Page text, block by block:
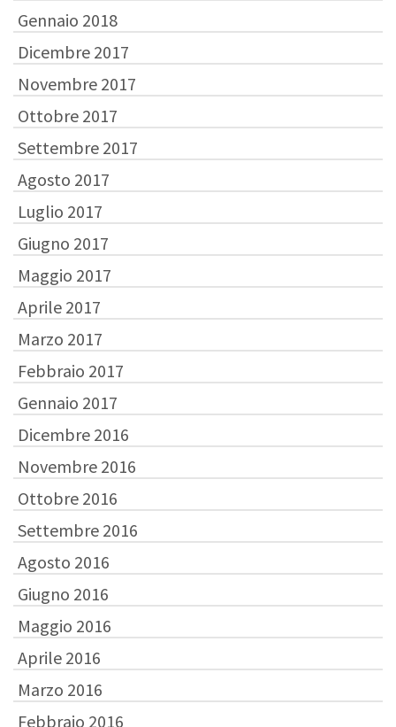
Gennaio 2018
Dicembre 2017
Novembre 2017
Ottobre 2017
Settembre 2017
Agosto 2017
Luglio 2017
Giugno 2017
Maggio 2017
Aprile 2017
Marzo 2017
Febbraio 2017
Gennaio 2017
Dicembre 2016
Novembre 2016
Ottobre 2016
Settembre 2016
Agosto 2016
Giugno 2016
Maggio 2016
Aprile 2016
Marzo 2016
Febbraio 2016